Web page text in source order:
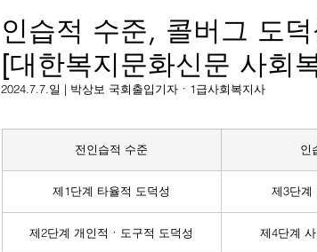
인습적 수준, 콜버그 도
[대한복지문화신문 사회
2024.7.7.일 | 박상보 국회출입기자ㆍ1급사회복지사
전인습적 수준 인
제1단계 타율적 도덕성 제3단계
제2단계 개인적ㆍ 도구적 도덕성 제4단계